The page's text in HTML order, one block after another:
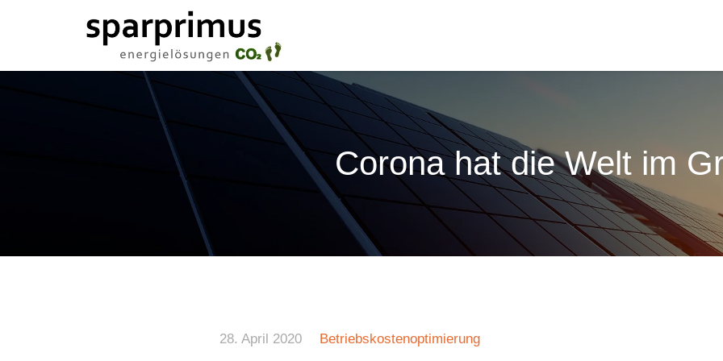
Corona hat die Welt im
28. April 2020 Betriebskostenoptimierung